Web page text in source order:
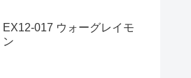
EX12-017 ウォーグレイモ
ン